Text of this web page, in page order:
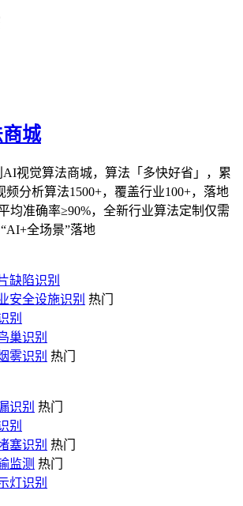
城
视觉算法商城，算法「多快好省」，累
频分析算法1500+，覆盖行业100+，落地
均准确率≥90%，全新行业算法定制仅需
全场景”落地
缺陷识别
安全设施识别 热门
别
巢识别
雾识别 热门
识别 热门
别
塞识别 热门
监测 热门
灯识别